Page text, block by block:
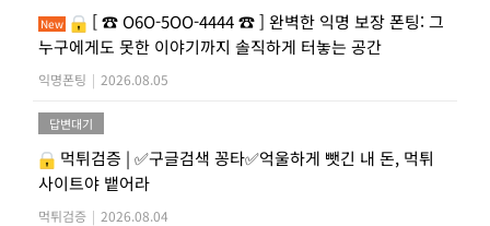
New
[ ☎ O6O-5OO-4444 ☎ ] 완벽한 익명 보장 폰팅: 그
누구에게도 못한 이야기까지 솔직하게 터놓는 공간
익명폰팅 | 2026.08.05
답변대기
먹튀검증 | ✅구글검색 꽁타✅억울하게 뺏긴 내 돈, 먹튀
사이트야 뱉어라
먹튀검증 | 2026.08.04